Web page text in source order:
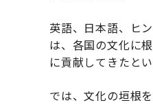
英語、日本語、ヒ
は、各国の文化に
に貢献してきたとい
では、文化の垣根